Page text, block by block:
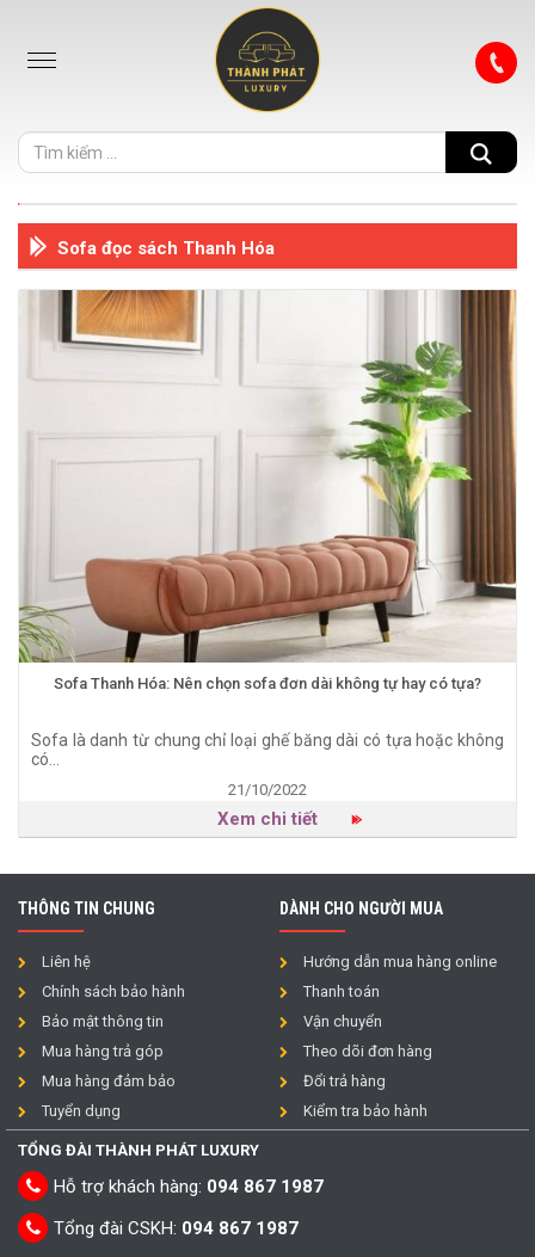
Sofa đọc sách Thanh Hóa
Sofa Thanh Hóa: Nên chọn sofa đơn dài không tự hay có tựa?
Sofa là danh từ chung chỉ loại ghế băng dài có tựa hoặc không
có...
21/10/2022
Xem chi tiết
THÔNG TIN CHUNG
Liên hệ
Chính sách bảo hành
Bảo mật thông tin
Mua hàng trả góp
Mua hàng đảm bảo
Tuyển dụng
DÀNH CHO NGƯỜI MUA
Hướng dẫn mua hàng online
Thanh toán
Vận chuyển
Theo dõi đơn hàng
Đổi trả hàng
Kiểm tra bảo hành
TỔNG ĐÀI THÀNH PHÁT LUXURY
Hỗ trợ khách hàng: 094 867 1987
Tổng đài CSKH: 094 867 1987